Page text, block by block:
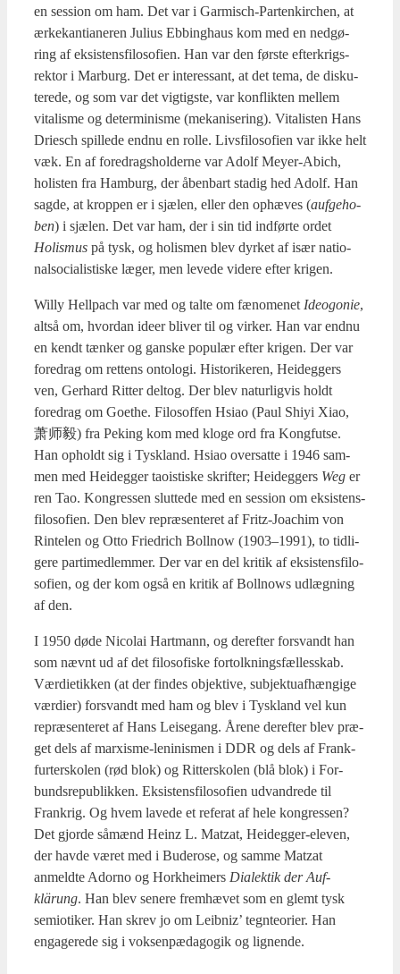
en ses­sion om ham. Det var i Gar­mi­sch-Par­tenkir­chen, at
ærke­kan­ti­a­ne­ren Juli­us Ebbing­haus kom med en ned­gø­
ring af eksi­stens­fi­lo­so­fi­en. Han var den før­ste efter­krigs­
rek­tor i Mar­burg. Det er inter­es­sant, at det tema, de dis­ku­
te­re­de, og som var det vig­tig­ste, var kon­flik­ten mel­lem
vita­lis­me og deter­mi­nis­me (meka­ni­se­ring). Vita­li­sten Hans
Dri­esch spil­le­de end­nu en rol­le. Livs­fi­lo­so­fi­en var ikke helt
væk. En af fored­rags­hol­der­ne var Adolf Mey­er-Abich,
holi­sten fra Ham­burg, der åben­bart sta­dig hed Adolf. Han
sag­de, at krop­pen er i sjæ­len, eller den ophæ­ves (auf­ge­ho­
ben) i sjæ­len. Det var ham, der i sin tid ind­før­te ordet
Holis­mus på tysk, og holis­men blev dyr­ket af især natio­
nalso­ci­a­li­sti­ske læger, men leve­de vide­re efter kri­gen.
Wil­ly Hell­pach var med og tal­te om fæno­me­net Ideog­o­nie,
alt­så om, hvor­dan ide­er bli­ver til og vir­ker. Han var end­nu
en kendt tæn­ker og gan­ske popu­lær efter kri­gen. Der var
fored­rag om ret­tens onto­lo­gi. Histo­ri­ke­ren, Hei­deg­gers
ven, Ger­hard Rit­ter delt­og. Der blev natur­lig­vis holdt
fored­rag om Goet­he. Filo­sof­fen Hsi­ao (Paul Shiyi Xiao,
萧师毅) fra Peking kom med klo­ge ord fra Kong­fut­se.
Han opholdt sig i Tys­kland. Hsi­ao over­sat­te i 1946 sam­
men med Hei­deg­ger taoi­sti­ske skrif­ter; Hei­deg­gers Weg er
ren Tao. Kon­gres­sen slut­te­de med en ses­sion om eksi­stens­
fi­lo­so­fi­en. Den blev repræ­sen­te­ret af Fritz-Joa­chim von
Rin­te­len og Otto Fri­edrich Bol­l­now (1903–1991), to tid­li­
ge­re par­ti­med­lem­mer. Der var en del kri­tik af eksi­stens­fi­lo­
so­fi­en, og der kom også en kri­tik af Bol­l­nows udlæg­ning
af den.
I 1950 døde Nico­lai Hart­mann, og der­ef­ter for­svandt han
som nævnt ud af det filo­so­fi­ske for­tolk­nings­fæl­les­skab.
Vær­di­e­tik­ken (at der fin­des objek­ti­ve, sub­jek­tu­af­hæn­gi­ge
vær­di­er) for­svandt med ham og blev i Tys­kland vel kun
repræ­sen­te­ret af Hans Lei­se­gang. Åre­ne der­ef­ter blev præ­
get dels af marxis­me-leni­nis­men i DDR og dels af Frank­
fur­ter­sko­len (rød blok) og Rit­ter­sko­len (blå blok) i For­
bunds­re­pu­blik­ken. Eksi­stens­fi­lo­so­fi­en udvan­dre­de til
Frank­rig. Og hvem lave­de et refe­rat af hele kon­gres­sen?
Det gjor­de såmænd Heinz L. Matzat, Hei­deg­ger-ele­ven,
der hav­de været med i Budero­se, og sam­me Matzat
anmeld­te Ador­no og Hor­k­hei­mers Dia­lek­tik der Auf­
klärung. Han blev sene­re frem­hæ­vet som en glemt tysk
semio­ti­ker. Han skrev jo om Leib­niz’ tegn­te­o­ri­er. Han
enga­ge­re­de sig i vok­sen­pæ­da­go­gik og lig­nen­de.